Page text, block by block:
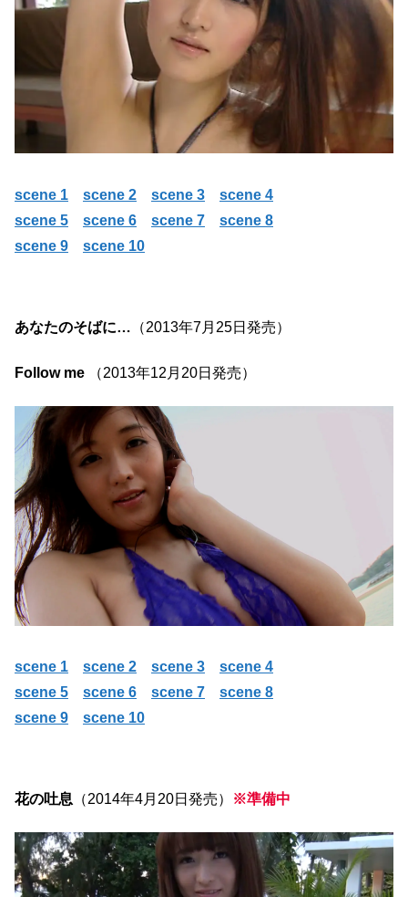
scene 1 scene 2 scene 3
scene 4
scene 5
scene 6 scene 7
scene 8
scene 9
scene 10
あなたのそばに… （2013年7月25日発売）
Follow me （2013年12月20日発売）
scene 1 scene 2 scene 3
scene 4
scene 5
scene 6 scene 7
scene 8
scene 9
scene 10
花の吐息 （2014年4月20日発売） ※準備中